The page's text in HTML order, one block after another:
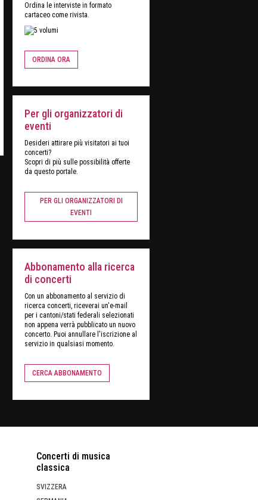
Ordina le interviste in formato
cartaceo come rivista.
ORDINA ORA
Per gli organizzatori di
eventi
Desideri attirare più visitatori ai tuoi
concerti?
Scopri di più sulle possibilità offerte
da questo portale.
PER GLI ORGANIZZATORI DI
EVENTI
Abbonamento alla ricerca
di concerti
Con un abbonamento al servizio di
ricerca concerti, riceverai un'e-mail
per i cantoni/stati federali selezionati
non appena verrà pubblicato un nuovo
concerto. Puoi annullare l'iscrizione al
servizio in qualsiasi momento.
CERCA ABBONAMENTO
Concerti di musica
classica
SVIZZERA